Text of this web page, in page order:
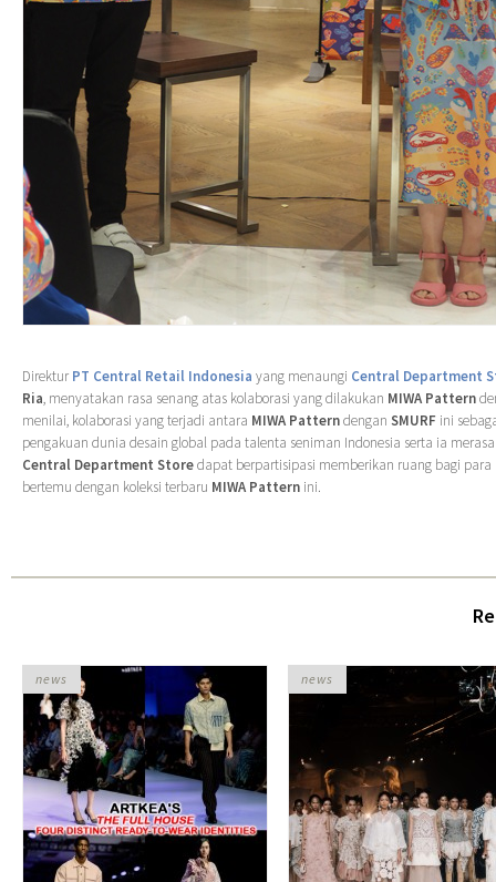
Direktur PT Central Retail Indonesia yang menaungi Central Department
Ria, menyatakan rasa senang atas kolaborasi yang dilakukan MIWA Pattern
menilai, kolaborasi yang terjadi antara MIWA Patterndengan SMURF ini
pengakuan dunia desain global pada talenta seniman Indonesia serta ia
Central Department Storedapat berpartisipasi memberikan ruang bagi para
bertemu dengan koleksi terbaru MIWA Pattern ini.
news news